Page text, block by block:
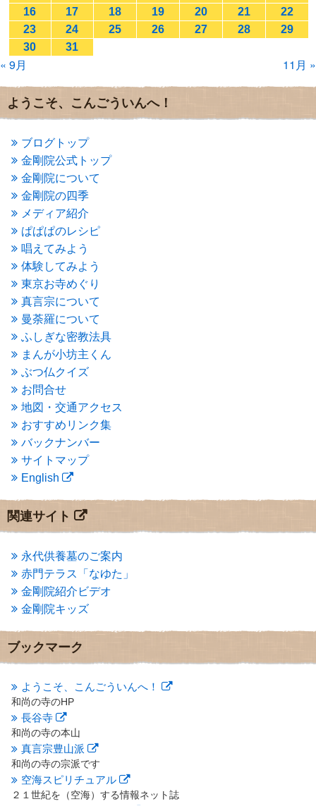
2017年1月(2)
2016年12月(4)
2016年11月(3)
2016年10月(1)
2016年9月
2016年6月
(2)
2016年5月(3)
2016年4月
(4)
2016年3月(4)
2016年2月(5)
2016年1月(3)
2015年12月(6)
2015年11月(4)
2015年10月
(4)
2015年9月
(3)
2015年8月(4)
2015年7月(4)
2015年6月(3)
2015年5月(1)
2015年4月(1)
(3)
2015年2月(3)
2015年1月(1)
2014年12月 (2)
2014年9月
2014年5月(1)
2014年4月 (4)
2014年1月 (1)
2013年11月(4)
2013年10月 (2)
2013年9月(4)
2013年7月
(7)
2013年6月 (6)
2013年5月(13)
2013年4月(1)
2013年3月
(4)
2013年2月(6)
2013年1月(6)
2012年12月(7)
2012年10月(5)
2012年9月
(8)
2012年7月
(10)
2012年6月(14)
2012年5月
2012年4月(16)
2012年3月 (17)
2012年2月(20)
2012年1月(25)
2011年12月(22)
2011年11月(28)
16 17 18 19 20 21
22
23
24 25 26 27 28
29
30
31
« 9月 11月 »
ようこそ、こんごういんへ！
ブログトップ
金剛院公式トップ
金剛院について
金剛院の四季
メディア紹介
ぱぱぱのレシピ
唱えてみよう
体験してみよう
東京お寺めぐり
真言宗について
曼荼羅について
ふしぎな密教法具
まんが小坊主くん
ぶつ仏クイズ
お問合せ
地図・交通アクセス
おすすめリンク集
バックナンバー
サイトマップ
English
関連サイト
永代供養墓のご案内
赤門テラス「なゆた」
金剛院紹介ビデオ
金剛院キッズ
ブックマーク
ようこそ、こんごういんへ！
和尚の寺のHP
長谷寺
和尚の寺の本山
真言宗豊山派
和尚の寺の宗派です
空海スピリチュアル
２１世紀を（空海）する情報ネット誌